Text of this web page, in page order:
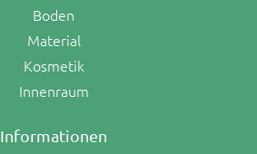
Boden
Material
Kosmetik
Innenraum
Informationen